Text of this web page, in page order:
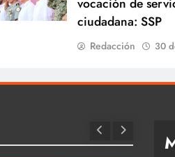
vocación de
ciudadana: SSP
Redacción 30